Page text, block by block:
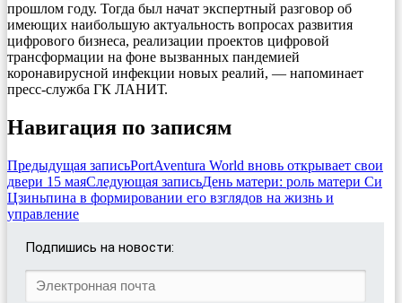
прошлом году. Тогда был начат экспертный разговор об
имеющих наибольшую актуальность вопросах развития
цифрового бизнеса, реализации проектов цифровой
трансформации на фоне вызванных пандемией
коронавирусной инфекции новых реалий, — напоминает
пресс-служба ГК ЛАНИТ.
Навигация по записям
Предыдущая записьPortAventura World вновь открывает свои
двери 15 маяСледующая записьДень матери: роль матери Си
Цзиньпина в формировании его взглядов на жизнь и
управление
Подпишись на новости: